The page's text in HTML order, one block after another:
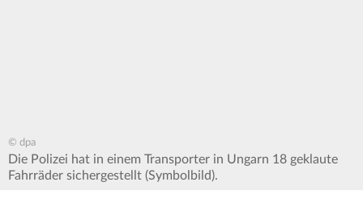
© dpa
Die Polizei hat in einem Transporter in Ungarn 18 geklaute
Fahrräder sichergestellt (Symbolbild).